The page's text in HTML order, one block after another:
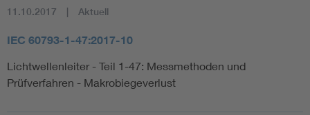
11.10.2017 Aktuell
IEC 60793-1-47:2017-10
Lichtwellenleiter - Teil 1-47: Messmethoden und
Prüfverfahren - Makrobiegeverlust